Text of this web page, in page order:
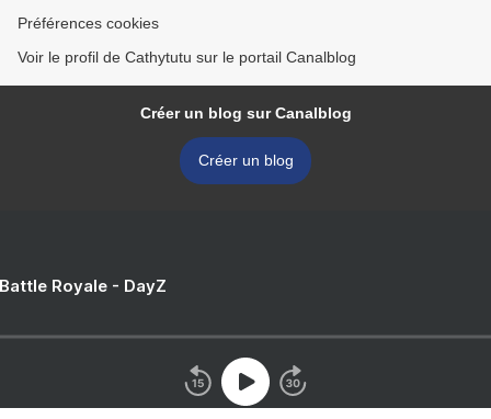
Préférences cookies
Voir le profil de Cathytutu sur le portail Canalblog
Créer un blog sur Canalblog
Créer un blog
Royale - DayZ